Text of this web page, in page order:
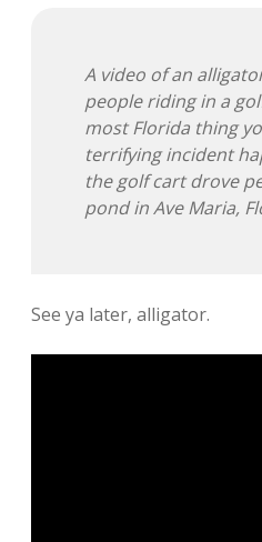
A video of an
people riding in a
most Florida thing
terrifying incident
the golf cart drove
pond in Ave Maria,
See ya later, alligator.